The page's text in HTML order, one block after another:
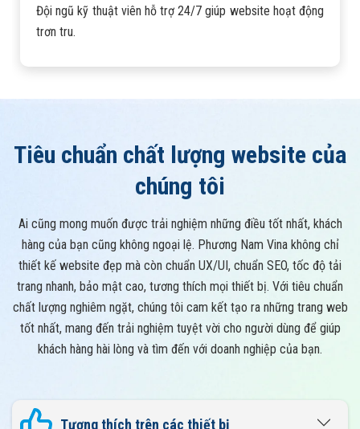
Đội ngũ kỹ thuật viên hỗ trợ 24/7 giúp website hoạt động
trơn tru.
Tiêu chuẩn chất lượng website của
chúng tôi
Ai cũng mong muốn được trải nghiệm những điều tốt nhất, khách
hàng của bạn cũng không ngoại lệ. Phương Nam Vina không chỉ
thiết kế website đẹp mà còn chuẩn UX/UI, chuẩn SEO, tốc độ tải
trang nhanh, bảo mật cao, tương thích mọi thiết bị. Với tiêu chuẩn
chất lượng nghiêm ngặt, chúng tôi cam kết tạo ra những trang web
tốt nhất, mang đến trải nghiệm tuyệt vời cho người dùng để giúp
khách hàng hài lòng và tìm đến với doanh nghiệp của bạn.
Tương thích trên các thiết bị